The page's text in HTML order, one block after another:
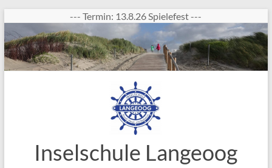
Inhalt
springen
--- Termin: 13.8.26 Spielefest ---
Inselschule Langeoog